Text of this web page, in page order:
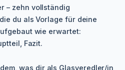
– zehn vollständig
du als Vorlage für deine
wie erwartet:
Fazit.
was dir als Glasveredler/in